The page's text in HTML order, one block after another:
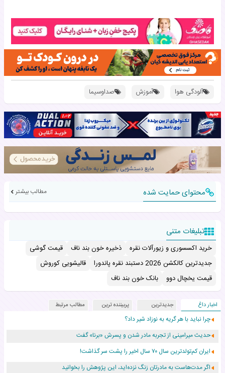
آلودگی هوا آموزش صداوسیما
محتوای حمایت شده مطالب بیشتر
تبلیغات متنی
خرید اکسسوری و زیورآلات نقره ذخیره خون بند ناف
قیمت گوشی
جدیدترین کالکشن 2026 دستبند نقره پاندورا
قالیشویی کوروش
قیمت یخچال دوو
بانک خون بند ناف
اخبار داغ جدیدترین پربیننده ترین مطالب مرتبط
چرا نباید با هر گریه به نوزاد شیر داد؟
حدیث میرامینی از تجربه مادر شدن و پسرش «برنا» گفت
ایران کم‌تولدترین سال ۷۰ سال اخیر را پشت سر گذاشت!
اگر مدت‌هاست به مادرتان زنگ نزده‌اید، این پژوهش را بخوانید